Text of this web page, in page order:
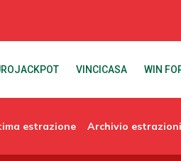
VINCICASA WIN
estrazione Archivio estrazioni